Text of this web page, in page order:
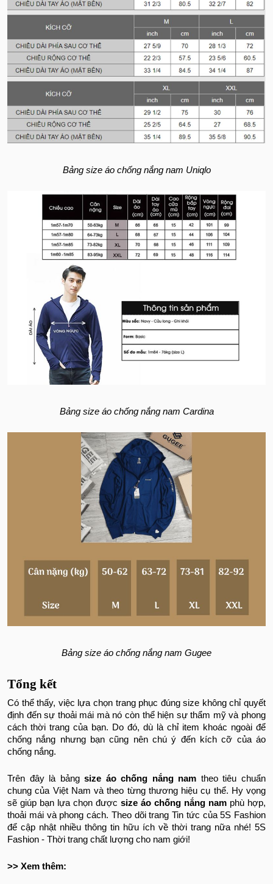
Bảng size áo chống nắng nam Uniqlo
Bảng size áo chống nắng nam Cardina
Bảng size áo chống nắng nam Gugee
Tổng kết
Có thể thấy, việc lựa chọn trang phục đúng size không chỉ quyết
định đến sự thoải mái mà nó còn thể hiện sự thẩm mỹ và phong
cách thời trang của bạn. Do đó, dù là chỉ item khoác ngoài để
chống nắng nhưng bạn cũng nên chú ý đến kích cỡ của áo
chống nắng.
Trên đây là bảngsize áo chống nắng nam theo tiêu chuẩn
chung của Việt Nam và theo từng thương hiệu cụ thể. Hy vọng
sẽ giúp bạn lựa chọn được size áo chống nắng nam phù hợp,
thoải mái và phong cách. Theo dõi trang Tin tức của 5S Fashion
để cập nhật nhiều thông tin hữu ích về thời trang nữa nhé! 5S
Fashion - Thời trang chất lượng cho nam giới!
>> Xem thêm: